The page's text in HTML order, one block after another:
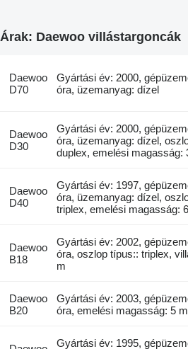
Árak: Daewoo villástargoncák
Daewoo
D70
Gyártási év: 2000,
óra, üzemanyag: dízel
Daewoo
D30
Gyártási év: 2000,
óra, üzemanyag: dízel,
duplex, emelési magasság:
Daewoo
D40
Gyártási év: 1997,
óra, üzemanyag: dízel,
triplex, emelési magasság:
Daewoo
B18
Gyártási év: 2002,
óra, oszlop típus:: triplex,
m
Daewoo
B20
Gyártási év: 2003,
óra, emelési magasság: 5 m
Gyártási év: 1995,